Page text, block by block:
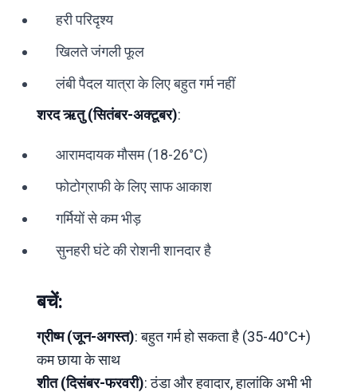
हरी परिदृश्य
खिलते जंगली फूल
लंबी पैदल यात्रा के लिए बहुत गर्म नहीं
शरद ऋतु (सितंबर-अक्टूबर):
आरामदायक मौसम (18-26°C)
फोटोग्राफी के लिए साफ आकाश
गर्मियों से कम भीड़
सुनहरी घंटे की रोशनी शानदार है
बचें:
ग्रीष्म (जून-अगस्त): बहुत गर्म हो सकता है (35-40°C+)
कम छाया के साथ
शीत (दिसंबर-फरवरी): ठंडा और हवादार, हालांकि अभी भी